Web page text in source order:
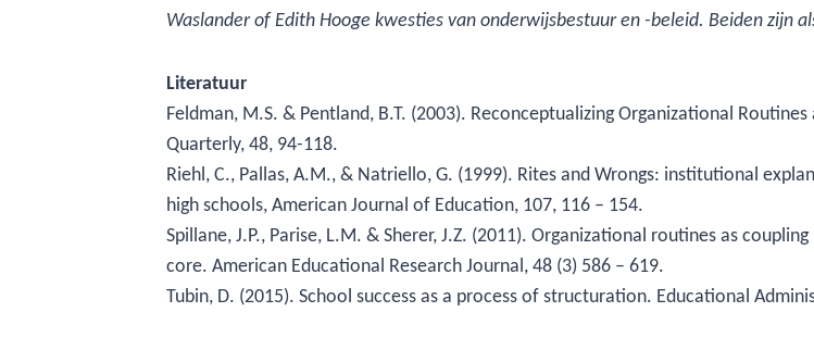
Waslander of Edith Hooge kwesties van onderwijsbestuur en -beleid. Beiden zijn
Literatuur
Feldman, M.S. & Pentland, B.T. (2003). Reconceptualizing Organizational
Quarterly, 48, 94-118.
Riehl, C., Pallas, A.M., & Natriello, G. (1999). Rites and Wrongs: institutional
high schools, American Journal of Education, 107, 116 – 154.
Spillane, J.P., Parise, L.M. & Sherer, J.Z. (2011). Organizational routines as
core. American Educational Research Journal, 48 (3) 586 – 619.
Tubin, D. (2015). School success as a process of structuration. Educational